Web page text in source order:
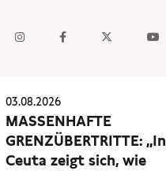
03.08.2026
MASSENHAFTE
GRENZÜBERTRITTE: „In
Ceuta zeigt sich, wie